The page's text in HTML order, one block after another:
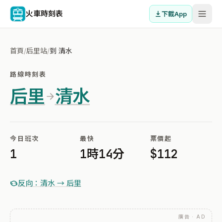
火車時刻表 下載App
首頁/后里站/到 清水
路線時刻表
后里 清水
今日班次
1
最快
1時14分
票價起
$112
反向：清水 → 后里
廣告 · AD